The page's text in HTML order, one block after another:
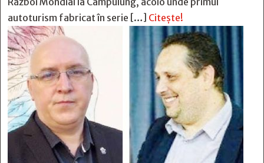
autoturism fabricat în serie […] Citește!